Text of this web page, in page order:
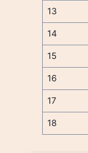
13
14
15
16
17
18